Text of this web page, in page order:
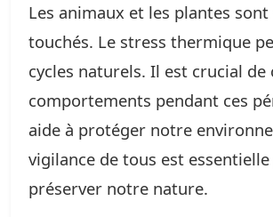
Les animaux et les plantes sont
touchés. Le stress thermique
cycles naturels. Il est crucial de
comportements pendant ces
aide à protéger notre
vigilance de tous est
préserver notre nature.